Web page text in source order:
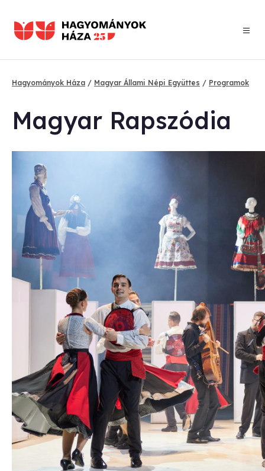
tartalomra
Hagyományok Háza Magyar Állami Népi Együttes Programok
Ma­gyar Rap­szó­dia